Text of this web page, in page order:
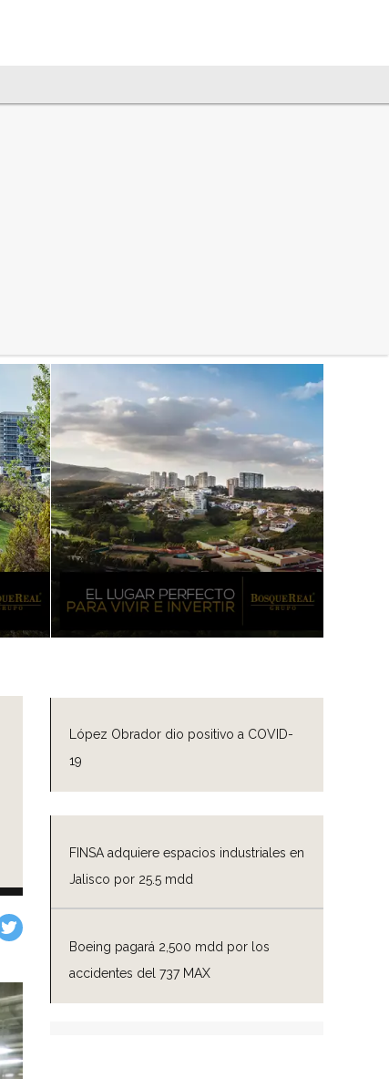
López Obrador dio positivo a COVID-
19
FINSA adquiere espacios industriales en
Jalisco por 25.5 mdd
Boeing pagará 2,500 mdd por los
accidentes del 737 MAX